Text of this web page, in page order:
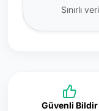
Sınırlı
Güvenli Bildir